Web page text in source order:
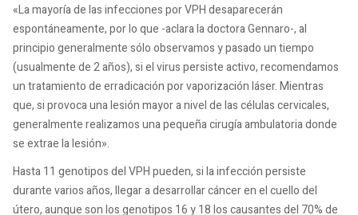
«La mayoría de las infecciones por VPH desaparecerán
espontáneamente, por lo que -aclara la doctora Gennaro-, al
principio generalmente sólo observamos y pasado un tiempo
(usualmente de 2 años), si el virus persiste activo, recomendamos
un tratamiento de erradicación por vaporización láser. Mientras
que, si provoca una lesión mayor a nivel de las células cervicales,
generalmente realizamos una pequeña cirugía ambulatoria donde
se extrae la lesión».
Hasta 11 genotipos del VPH pueden, si la infección persiste
durante varios años, llegar a desarrollar cáncer en el cuello del
útero, aunque son los genotipos 16 y 18 los causantes del 70% de